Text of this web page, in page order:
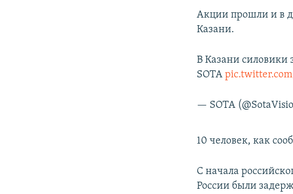
Акции прошли и в
Казани.
В Казани силовики
SOTA
— SOTA
10 человек, как
С начала
России были